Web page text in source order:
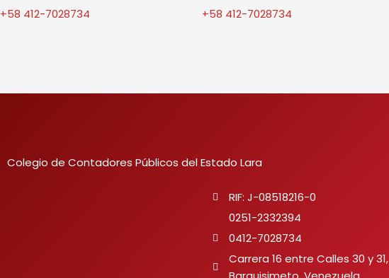
+58 412-7028734 +58 412-7028734
Colegio de Contadores Públicos del Estado Lara
RIF: J-08518216-0
0251-2332394
0412-7028734
Carrera 16 entre Calles 30 y 31,